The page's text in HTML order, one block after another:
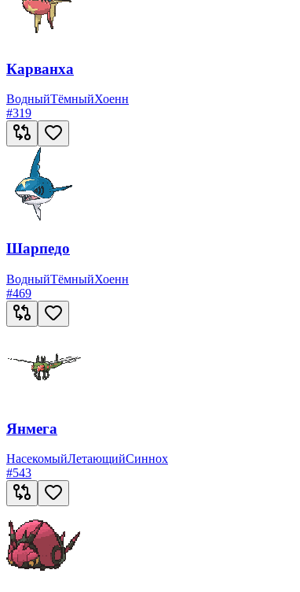
Карванха
ВодныйТёмныйХоенн
#319
Шарпедо
ВодныйТёмныйХоенн
#469
Янмега
НасекомыйЛетающийСиннох
#543